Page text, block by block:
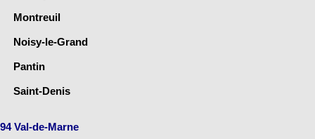
Montreuil
Noisy-le-Grand
Pantin
Saint-Denis
94 Val-de-Marne